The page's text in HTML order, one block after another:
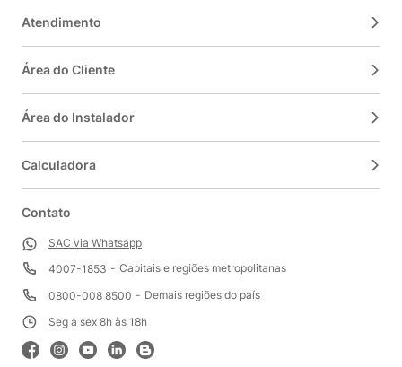
Atendimento
Área do Cliente
Área do Instalador
Calculadora
Contato
SAC via Whatsapp
4007-1853
Capitais e regiões metropolitanas
0800-008 8500
Demais regiões do país
Seg a sex 8h às 18h